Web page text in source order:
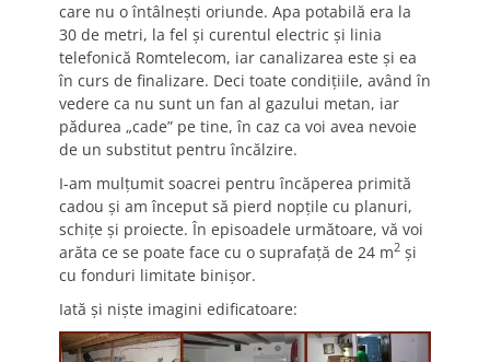
care nu o întâlneşti oriunde. Apa potabilă era la
30 de metri, la fel şi curentul electric şi linia
telefonică Romtelecom, iar canalizarea este şi ea
în curs de finalizare. Deci toate condiţiile, având în
vedere ca nu sunt un fan al gazului metan, iar
pădurea „cade” pe tine, în caz ca voi avea nevoie
de un substitut pentru încălzire.
I-am mulţumit soacrei pentru încăperea primită
cadou şi am început să pierd nopţile cu planuri,
schiţe şi proiecte. În episoadele următoare, vă voi
arăta ce se poate face cu o suprafaţă de 24 m2 şi
cu fonduri limitate binişor.
Iată şi nişte imagini edificatoare: